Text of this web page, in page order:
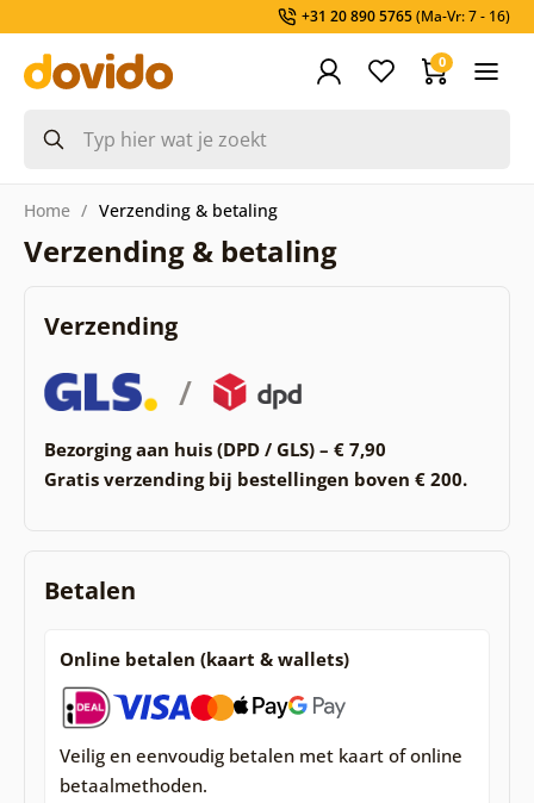
+31 20 890 5765(Ma-Vr: 7 - 16)
0
Home Verzending & betaling
Verzending & betaling
Verzending
/
Bezorging aan huis (DPD / GLS) – € 7,90
Gratis verzending bij bestellingen boven € 200.
Betalen
Online betalen (kaart & wallets)
Veilig en eenvoudig betalen met kaart of online
betaalmethoden.